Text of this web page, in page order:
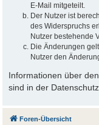
E-Mail mitgeteilt.
Der Nutzer ist
des Widerspruchs
Nutzer bestehende
Die Änderungen
Nutzer den
Informationen über
sind in der
Foren-Übersicht